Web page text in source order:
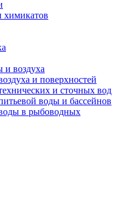
химикатов
и воздуха
и поверхностей
и сточных вод
воды и бассейнов
в рыбоводных